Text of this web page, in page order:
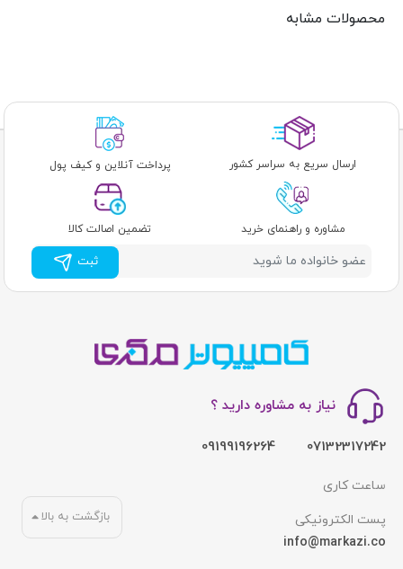
محصولات مشابه
ارسال سریع به سراسر کشور پرداخت آنلاین و کیف پول
مشاوره و راهنمای خرید تضمین اصالت کالا
ثبت
نیاز به مشاوره دارید ؟
07132317242
09199196264
ساعت کاری
پست الکترونیکی
info@markazi.co
بازگشت به بالا